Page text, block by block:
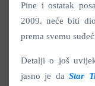
Pine i ostatak
2009. neće biti
prema svemu
Detalji o još
jasno je daStar